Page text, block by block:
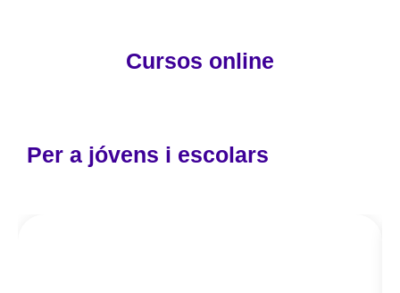
Cursos online
Per a jóvens i escolars